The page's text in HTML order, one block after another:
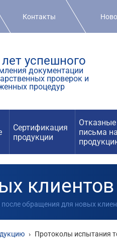
Контакты
успешного
документации
проверок и
процедур
Сертификация
продукции
Отказные
письма на
клиентов
после обращения для новых
› Протоколы испытания